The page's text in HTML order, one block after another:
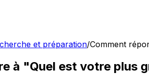
et préparation/Comment
à "Quel est votre plus